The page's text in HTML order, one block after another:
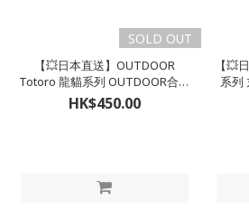
SOLD OUT
【💥日本直送】OUTDOOR
Totoro 龍貓系列 OUTDOOR合作
款 斜挎包
HK$450.00
【💥
系列